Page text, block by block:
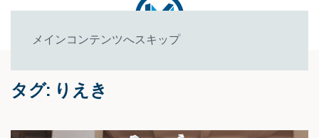
メインコンテンツへスキップ
タグ: りえき